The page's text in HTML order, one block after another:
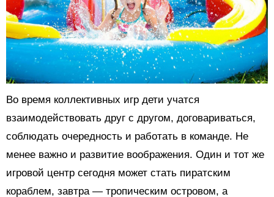
Во время коллективных игр дети учатся
взаимодействовать друг с другом, договариваться,
соблюдать очередность и работать в команде. Не
менее важно и развитие воображения. Один и тот же
игровой центр сегодня может стать пиратским
кораблем, завтра — тропическим островом, а